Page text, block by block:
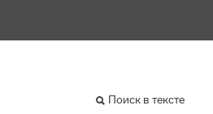
Поиск в тексте